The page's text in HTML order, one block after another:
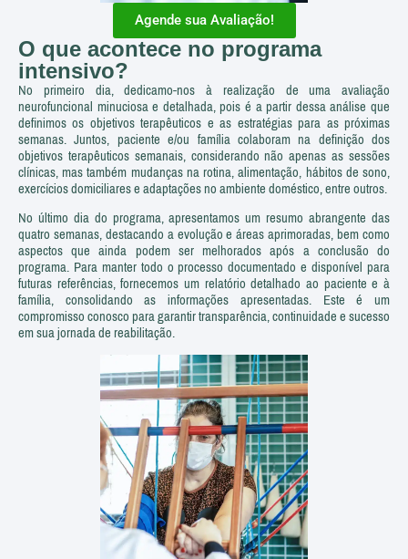
Agende sua Avaliação!
O que acontece no programa
intensivo?
No primeiro dia, dedicamo-nos à realização de uma avaliação
neurofuncional minuciosa e detalhada, pois é a partir dessa análise que
definimos os objetivos terapêuticos e as estratégias para as próximas
semanas. Juntos, paciente e/ou família colaboram na definição dos
objetivos terapêuticos semanais, considerando não apenas as sessões
clínicas, mas também mudanças na rotina, alimentação, hábitos de sono,
exercícios domiciliares e adaptações no ambiente doméstico, entre outros.
No último dia do programa, apresentamos um resumo abrangente das
quatro semanas, destacando a evolução e áreas aprimoradas, bem como
aspectos que ainda podem ser melhorados após a conclusão do
programa. Para manter todo o processo documentado e disponível para
futuras referências, fornecemos um relatório detalhado ao paciente e à
família, consolidando as informações apresentadas. Este é um
compromisso conosco para garantir transparência, continuidade e sucesso
em sua jornada de reabilitação.